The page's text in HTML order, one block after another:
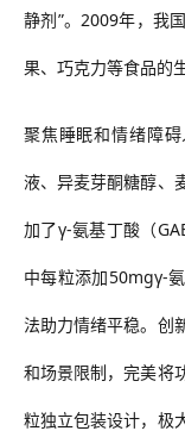
静剂”。2009年，我
果、巧克力等食品的生
聚焦睡眠和情绪障
液、异麦芽酮糖醇、
加了γ-氨基丁酸（
中每粒添加50mgγ-
法助力情绪平稳。创
和场景限制，完美将
粒独立包装设计，极